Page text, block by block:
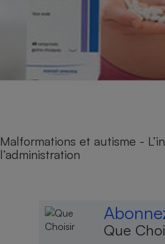
Malformations et autisme -
l’administration
Que